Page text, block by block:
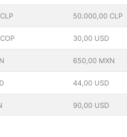
50.000,00 CLP
30,00 USD
650,00 MXN
44,00 USD
90,00 USD